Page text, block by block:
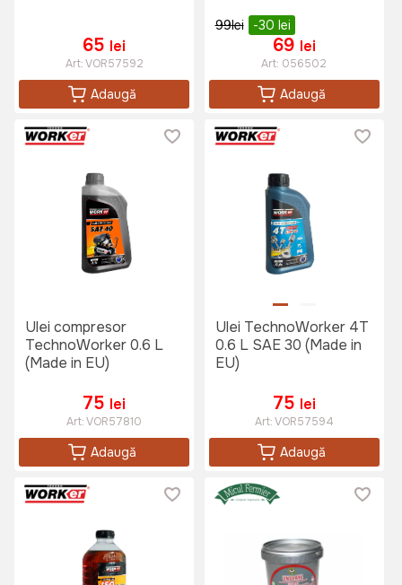
65 lei
Art:VOR57592
Adaugă
99lei -30 lei
69 lei
Art: 056502
Adaugă
Ulei compresor
TechnoWorker 0.6 L
(Made in EU)
75 lei
Art:VOR57810
Adaugă
Ulei TechnoWorker 4T
0.6 L SAE 30 (Made in
EU)
75 lei
Art:VOR57594
Adaugă